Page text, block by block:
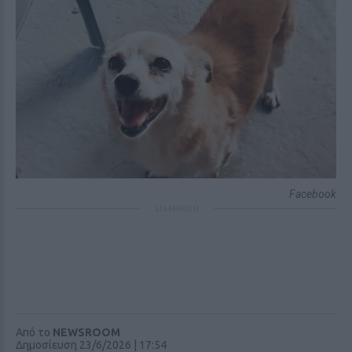
Facebook
Από το NEWSROOM
Δημοσίευση 23/6/2026 | 17:54